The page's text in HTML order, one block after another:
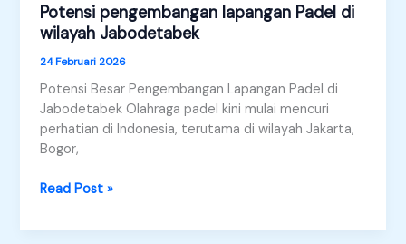
Potensi pengembangan lapangan Padel di
wilayah Jabodetabek
24 Februari 2026
Potensi Besar Pengembangan Lapangan Padel di
Jabodetabek Olahraga padel kini mulai mencuri
perhatian di Indonesia, terutama di wilayah Jakarta,
Bogor,
Potensi
lapangan
Read Post »